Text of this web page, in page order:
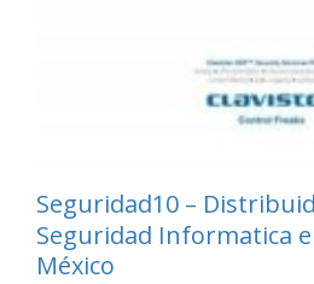
Seguridad10 –
Seguridad Informatica
México